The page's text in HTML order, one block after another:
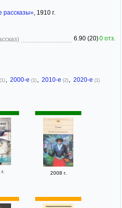
рассказы», 1910 г.
6.90 (20)0 отз.
(1) , 2000-е (1) , 2010-е (2) , 2020-е (1)
2008 г.